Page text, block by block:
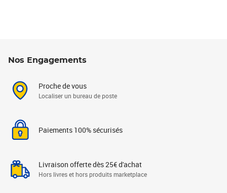
Nos Engagements
Proche de vous
Localiser un bureau de poste
Paiements 100% sécurisés
Livraison offerte dès 25€ d'achat
Hors livres et hors produits marketplace